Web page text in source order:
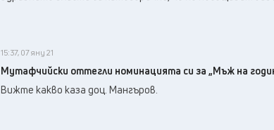
15:37, 07 яну 21
Мутафчийски оттегли номинацията си за „Мъж на
Вижте какво каза доц. Мангъров.